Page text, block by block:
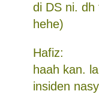
di DS ni. dh
hehe)
Hafiz:
haah kan.
insiden